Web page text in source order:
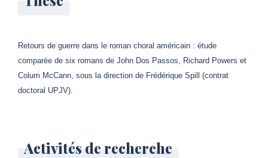
Retours de guerre dans le roman choral américain : étude
comparée de six romans de John Dos Passos, Richard Powers et
Colum McCann, sous la direction de Frédérique Spill (contrat
doctoral UPJV).
Activités de recherche